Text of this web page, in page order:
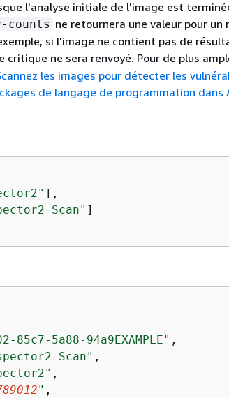
l'analyse initiale de l'image est
ne retournera une valeur pour un
si l'image ne contient pas de
critique ne sera renvoyé. Pour de plus
les images pour détecter les
de langage de programmation dans
],
Scan" ]
85c7-5a88-94a9EXAMPLE" ,
Scan" ,
,
" ,